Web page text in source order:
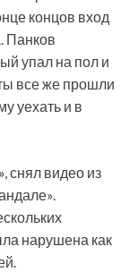
концов вход
Панков
упал на пол и
все же прошли
уехать и в
снял видео из
нарушена как